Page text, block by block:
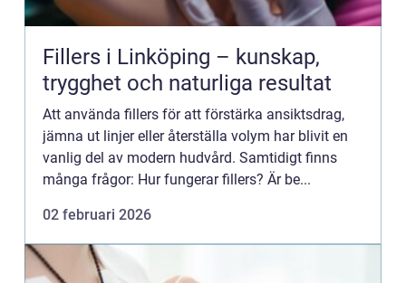
Fillers i Linköping – kunskap,
trygghet och naturliga resultat
Att använda fillers för att förstärka ansiktsdrag,
jämna ut linjer eller återställa volym har blivit en
vanlig del av modern hudvård. Samtidigt finns
många frågor: Hur fungerar fillers? Är be...
02 februari 2026